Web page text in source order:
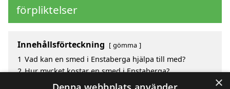
förpliktelser
Innehållsförteckning gömma
1 Vad kan en smed i Enstaberga hjälpa till med?
2 Hur mycket kostar en smed i Enstaberga?
Fördelar med att välja smed i Enstaberga ×